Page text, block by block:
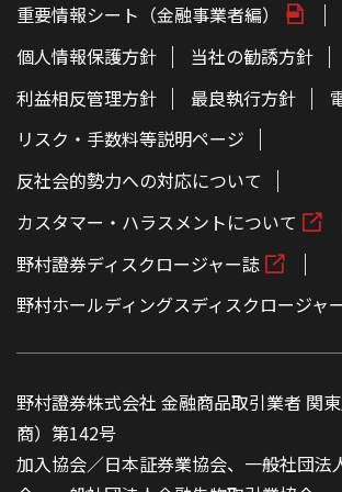
重要情報シート（金融事業者編）
個人情報保護方針
当社の勧誘方針
利益相反管理方針
最良執行方針
リスク・手数料等説明ページ
反社会的勢力への対応について
カスタマー・ハラスメントについて
野村證券ディスクロージャー誌
野村ホールディングスディスクロージャ
野村證券株式会社 金融商品取引業者 関
商）第142号
加入協会／日本証券業協会、一般社団法